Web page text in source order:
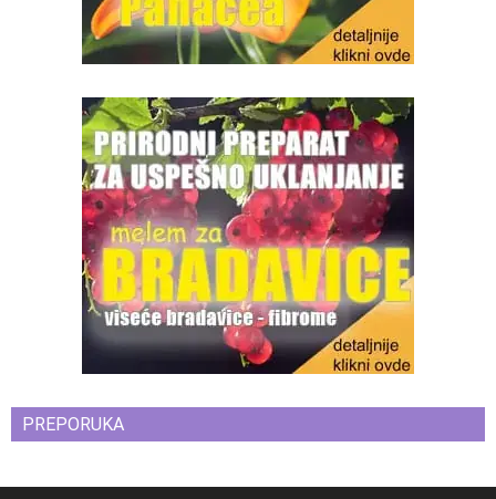
PREPORUKA